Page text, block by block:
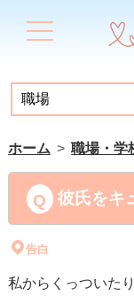
ホーム 職場・学
彼氏をキ
告白
私からくっついた